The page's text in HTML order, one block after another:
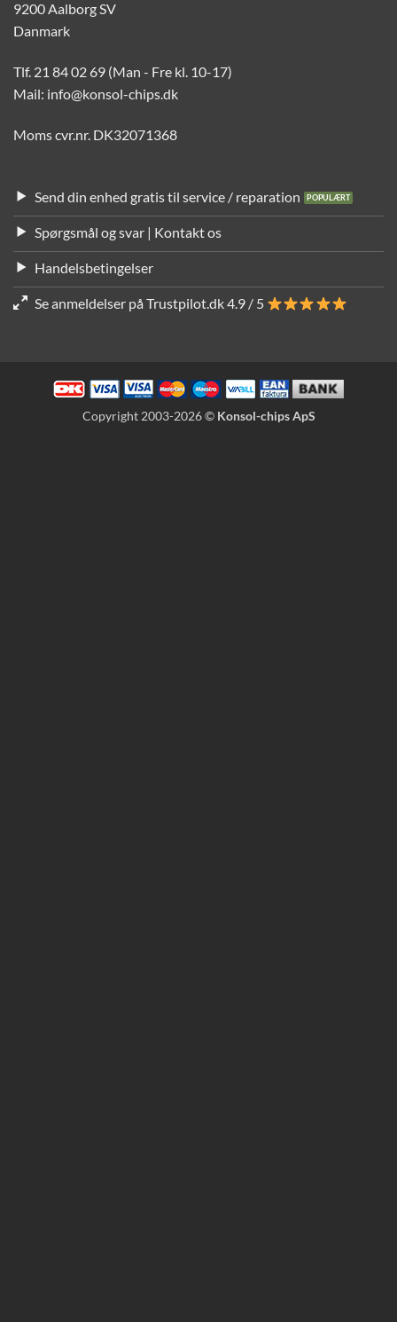
9200 Aalborg SV
Danmark
Tlf. 21 84 02 69 (Man - Fre kl. 10-17)
Mail: info@konsol-chips.dk
Moms cvr.nr. DK32071368
Send din enhed gratis til service / reparation
Spørgsmål og svar | Kontakt os
Handelsbetingelser
Se anmeldelser på Trustpilot.dk 4.9 / 5
Copyright 2003-2026 © Konsol-chips ApS